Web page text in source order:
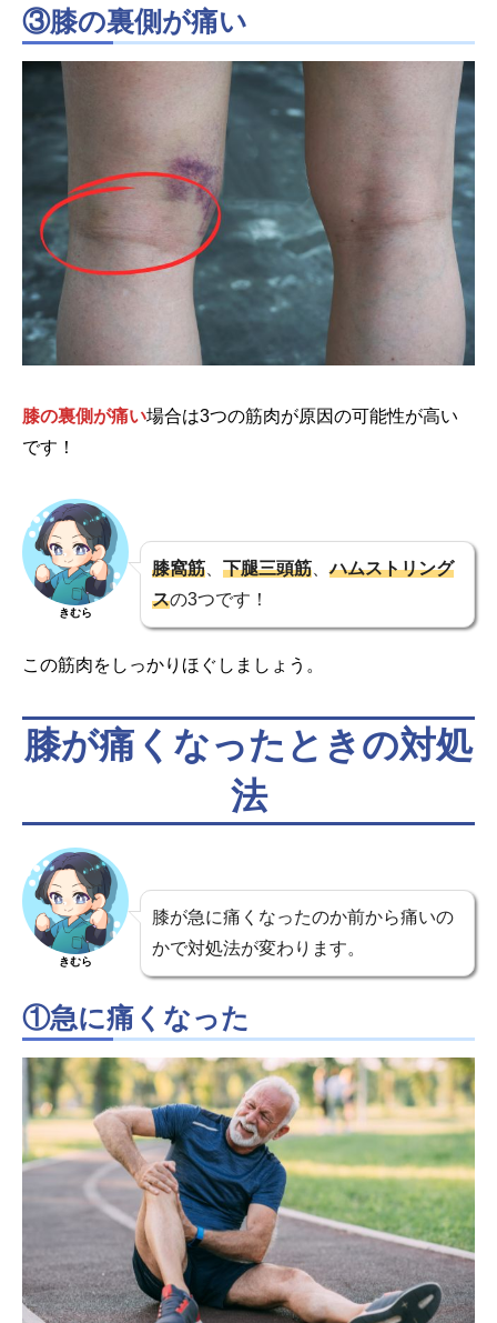
③膝の裏側が痛い
膝の裏側が痛い場合は3つの筋肉が原因の可能性が高い
です！
きむら
膝窩筋 下腿三頭筋 、ハムストリング
スの3つです！
この筋肉をしっかりほぐしましょう。
膝が痛くなったときの対処
法
きむら
膝が急に痛くなったのか前から痛いの
かで対処法が変わります。
①急に痛くなった